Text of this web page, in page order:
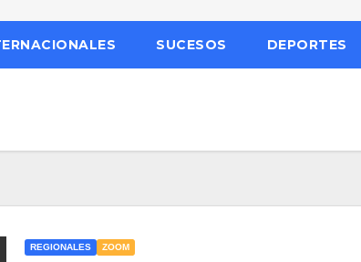
SUCESOS DEPORTES
REGIONALES ZOOM